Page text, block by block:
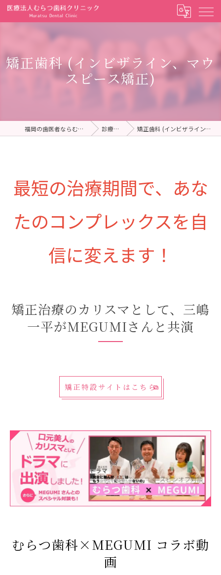
矯正歯科 (インビザライン、マウ
スピース矯正)
福岡の歯医者ならむらつ歯科クリニック 診療内容一覧 矯正歯科 (インビザライン、マウスピース矯正）
最短の治療期間で、あな
たのコンプレックスを自
信に変えます！
矯正治療のカリスマとして、三嶋
一平がMEGUMIさんと共演
矯正特設サイトはこちら
むらつ歯科×MEGUMI コラボ動
画